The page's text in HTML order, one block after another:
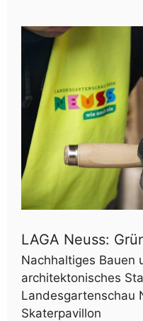
LAGA Neuss:
Nachhaltiges Bauen
architektonisches
Landesgartenschau
Skaterpavillon